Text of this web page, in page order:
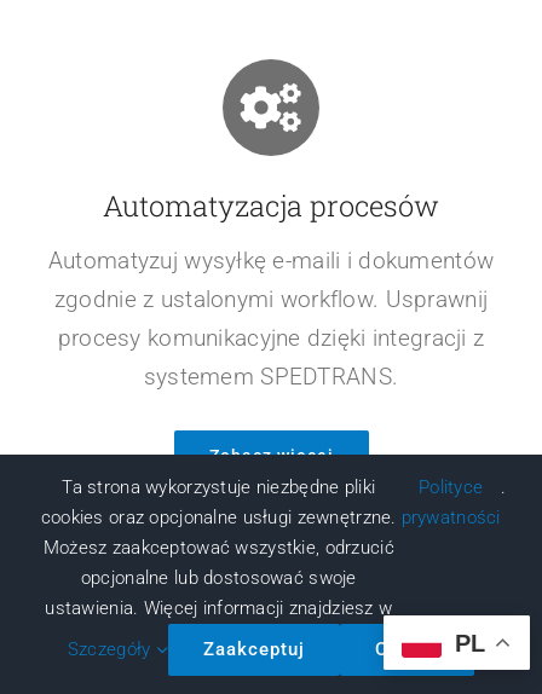
Automatyzacja procesów
Automatyzuj wysyłkę e-maili i dokumentów
zgodnie z ustalonymi workflow. Usprawnij
procesy komunikacyjne dzięki integracji z
systemem SPEDTRANS.
Zobacz więcej
PL
Ta strona wykorzystuje niezbędne pliki
cookies oraz opcjonalne usługi zewnętrzne.
Możesz zaakceptować wszystkie, odrzucić
opcjonalne lub dostosować swoje
ustawienia. Więcej informacji znajdziesz w
Polityce
prywatności
.
Szczegóły Zaakceptuj Odrzuć